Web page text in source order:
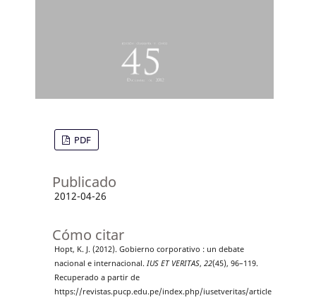
PDF
Publicado
2012-04-26
Cómo citar
Hopt, K. J. (2012). Gobierno corporativo : un debate
nacional e internacional. IUS ET VERITAS, 22(45), 96–119.
Recuperado a partir de
https://revistas.pucp.edu.pe/index.php/iusetveritas/article